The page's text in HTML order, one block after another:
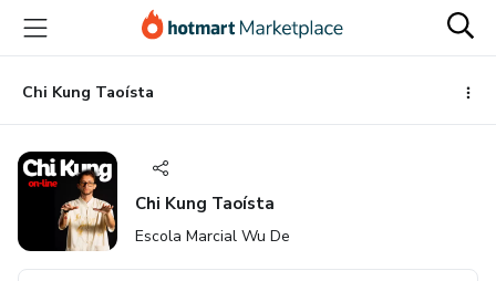
para
conteúdo
principal
para
pagamento
para
rodapéChi Kung Taoísta
Chi Kung Taoísta
Escola Marcial Wu De